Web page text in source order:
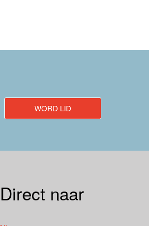
WORD LID
Direct naar